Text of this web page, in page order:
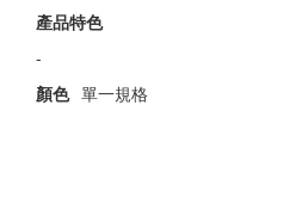
產品特色
-
顏色 單一規格